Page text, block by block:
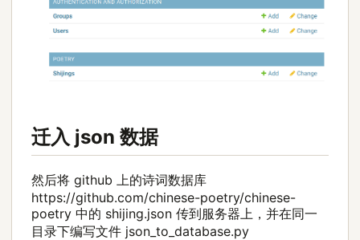
迁入 json 数据
然后将 github 上的诗词数据库
https://github.com/chinese-poetry/chinese-
poetry 中的 shijing.json 传到服务器上，并在同一
目录下编写文件 json_to_database.py